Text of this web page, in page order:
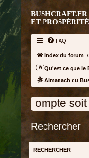
ET PROSPÉRITÉ
FAQ
Index du forum
Qu'est ce que le
Almanach du
compte soit
Rechercher
RECHERCHER